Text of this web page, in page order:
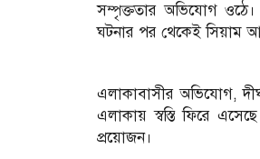
সম্পৃক্ততার অভিযোগ ওঠে।
ঘটনার পর থেকেই সিয়াম
এলাকাবাসীর অভিযোগ,
এলাকায় স্বস্তি ফিরে
প্রয়োজন।